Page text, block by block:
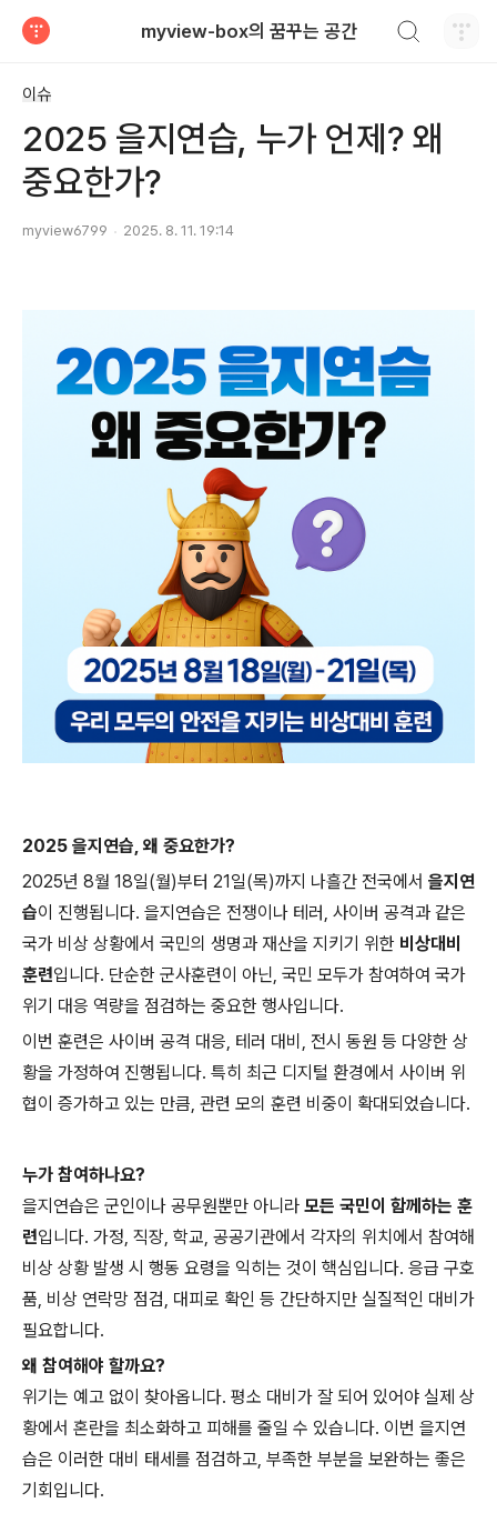
myview-box의 꿈꾸는 공간
이슈
2025 을지연습, 누가 언제? 왜
중요한가?
myview6799 2025. 8. 11. 19:14
2025 을지연습, 왜 중요한가?
2025년 8월 18일(월)부터 21일(목)까지 나흘간 전국에서 을지연
습이 진행됩니다. 을지연습은 전쟁이나 테러, 사이버 공격과 같은
국가 비상 상황에서 국민의 생명과 재산을 지키기 위한 비상대비
훈련입니다. 단순한 군사훈련이 아닌, 국민 모두가 참여하여 국가
위기 대응 역량을 점검하는 중요한 행사입니다.
이번 훈련은 사이버 공격 대응, 테러 대비, 전시 동원 등 다양한 상
황을 가정하여 진행됩니다. 특히 최근 디지털 환경에서 사이버 위
협이 증가하고 있는 만큼, 관련 모의 훈련 비중이 확대되었습니다.
누가 참여하나요?
을지연습은 군인이나 공무원뿐만 아니라 모든 국민이 함께하는 훈
련입니다. 가정, 직장, 학교, 공공기관에서 각자의 위치에서 참여해
비상 상황 발생 시 행동 요령을 익히는 것이 핵심입니다. 응급 구호
품, 비상 연락망 점검, 대피로 확인 등 간단하지만 실질적인 대비가
필요합니다.
왜 참여해야 할까요?
위기는 예고 없이 찾아옵니다. 평소 대비가 잘 되어 있어야 실제 상
황에서 혼란을 최소화하고 피해를 줄일 수 있습니다. 이번 을지연
습은 이러한 대비 태세를 점검하고, 부족한 부분을 보완하는 좋은
기회입니다.